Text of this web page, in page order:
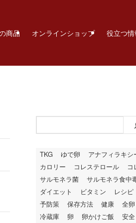
商品 オンラインショップ 役立つ情
TKG ゆで卵 アナフィラキシ
カロリー
コレステロール
コ
サルモネラ菌
サルモネラ食中
ダイエット
ビタミン レシピ
予防策
保存方法 健康 全卵
冷蔵庫
卵 卵かけご飯 安全